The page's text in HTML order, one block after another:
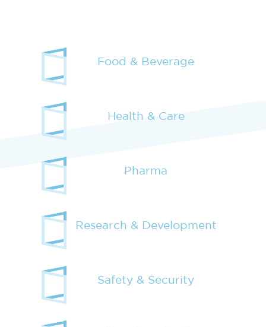
Food & Beverage
Health & Care
Pharma
Research & Development
Safety & Security